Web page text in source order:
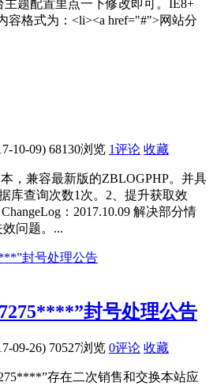
题配置里点一下修改即可。IE8+
容格式为：<li><a href="#">网站分
10-09) 68130浏览 1评论 收藏
，兼容最新版的ZBLOGPHP。并具
库查询次数1次。2、提升获取效
：2017.10.09 解决部分情
问题。...
封号处理公告
09-26) 70527浏览 0评论 收藏
存在二次销售和交换本站应